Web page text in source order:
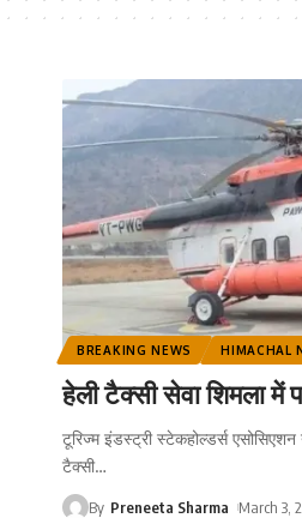
BREAKING NEWS HIMACHAL
हेली टैक्सी सेवा शिमला में
टूरिज्म इंडस्ट्री स्टेकहोल्डर्स एसोसिएशन
टैक्सी…
By Preneeta Sharma March 3,